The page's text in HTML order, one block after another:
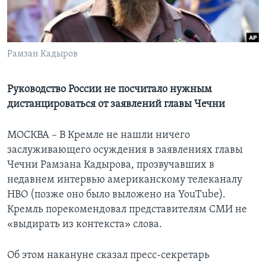
Learning English
СОЦИАЛЬНЫЕ СЕТИ
Языки
Рамзан Кадыров
Руководство России не посчитало нужным
дистанцироваться от заявлений главы Чечни
МОСКВА – В Кремле не нашли ничего
заслуживающего осуждения в заявлениях главы
Чечни Рамзана Кадырова, прозвучавших в
недавнем интервью американскому телеканалу
HBO (позже оно было выложено на YouTube).
Кремль порекомендовал представителям СМИ не
«выдирать из контекста» слова.
Об этом накануне сказал пресс-секретарь